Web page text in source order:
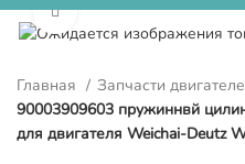
Нажмите, чтобы
Главная
Запчасти
90003909603 пружиннвй
для двигателя Weichai-Deutz